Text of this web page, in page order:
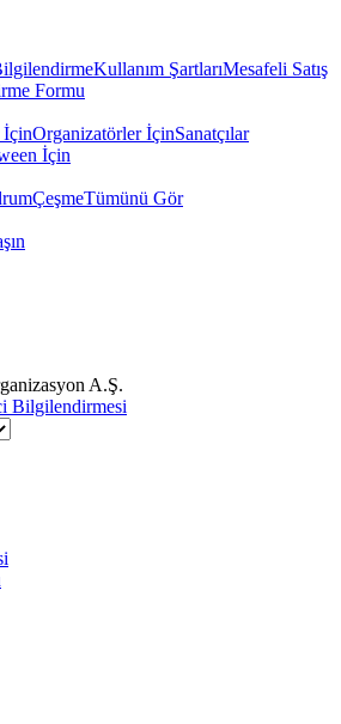
Kullanım ŞartlarıMesafeli Satış
Formu
İçinOrganizatörler İçinSanatçılar
İçin
ÇeşmeTümünü Gör
A.Ş.
Bilgilendirmesi